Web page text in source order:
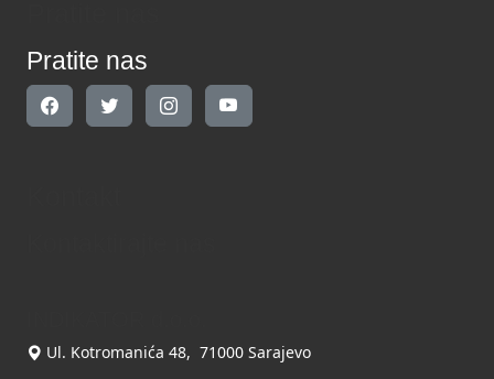
Pratite nas
Ul. Kotromanića 48, 71000 Sarajevo